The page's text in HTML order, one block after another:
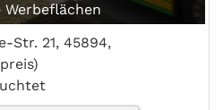
Werbeflächen
Str. 21, 45894,